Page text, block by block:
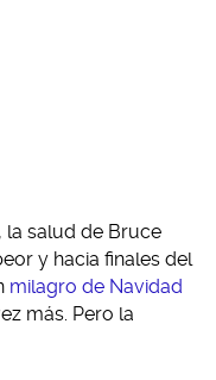
la salud de Bruce
y hacia finales del
milagro de Navidad
más. Pero la